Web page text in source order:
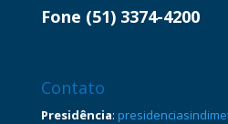
Fone (51) 3374-4200
Contato
Presidência: